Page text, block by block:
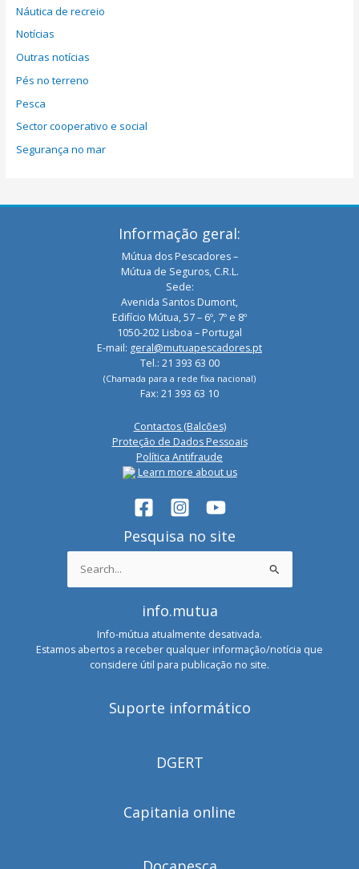
Náutica de recreio
Notícias
Outras notícias
Pés no terreno
Pesca
Sector cooperativo e social
Segurança no mar
Informação geral:
Mútua dos Pescadores –
Mútua de Seguros, C.R.L.
Sede:
Avenida Santos Dumont,
Edifício Mútua, 57 – 6º, 7º e 8º
1050-202 Lisboa – Portugal
E-mail: geral@mutuapescadores.pt
Tel.: 21 393 63 00
(Chamada para a rede fixa nacional)
Fax: 21 393 63 10
Contactos (Balcões)
Proteção de Dados Pessoais
Política Antifraude
Learn more about us
Pesquisa no site
Search
for:
info.mutua
Info-mútua atualmente desativada.
Estamos abertos a receber qualquer informação/notícia que
considere útil para publicação no site.
Suporte informático
DGERT
Capitania online